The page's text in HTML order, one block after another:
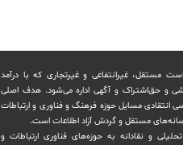
مستقل، غیرانتفاعی و غیرتجاری که با درآمد
و حق‌اشتراک و آگهی اداره می‌شود. ‏هدف اصلی
انتقادی مسایل حوزه فرهنگ و فناوری و ارتباطات
مستقل و‌ گردش ‏آزاد اطلاعات است.
تحلیلی و نقادانه به حوزه‌های فناوری ارتباطات و